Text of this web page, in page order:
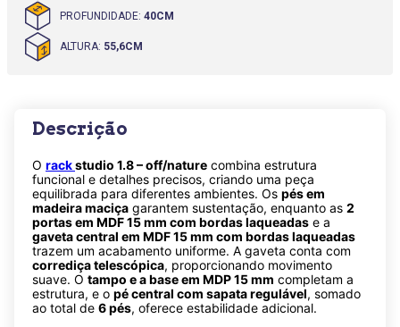
PROFUNDIDADE: 40CM
ALTURA: 55,6CM
Descrição
O rackstudio 1.8 – off/nature combina estrutura
funcional e detalhes precisos, criando uma peça
equilibrada para diferentes ambientes. Os pés em
madeira maciça garantem sustentação, enquanto as 2
portas em MDF 15 mm com bordas laqueadas e a
gaveta central em MDF 15 mm com bordas laqueadas
trazem um acabamento uniforme. A gaveta conta com
corrediça telescópica, proporcionando movimento
suave. O tampo e a base em MDP 15 mm completam a
estrutura, e o pé central com sapata regulável, somado
ao total de 6 pés, oferece estabilidade adicional.